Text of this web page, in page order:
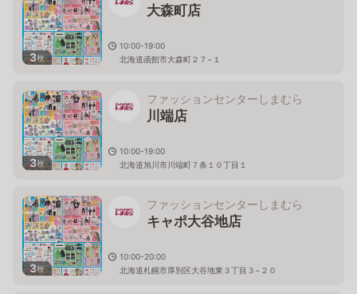
3枚
大森町店
10:00-19:00
北海道函館市大森町２７−１
3枚
ファッションセンターしまむら
川端店
10:00-19:00
北海道旭川市川端町７条１０丁目１
3枚
ファッションセンターしまむら
キャポ大谷地店
10:00-20:00
北海道札幌市厚別区大谷地東３丁目３−２０